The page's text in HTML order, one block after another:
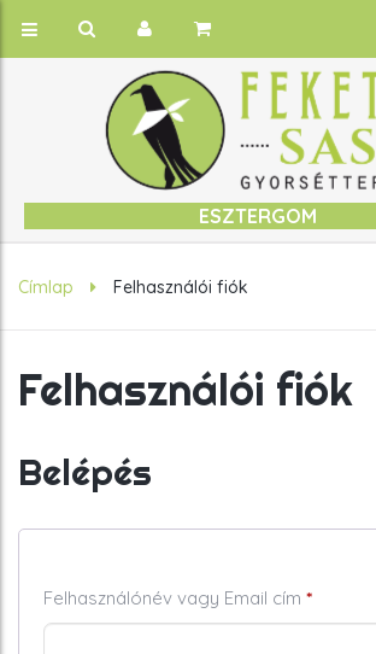
ESZTERGOM
Címlap Felhasználói fiók
Felhasználói fiók
Belépés
Felhasználónév vagy Email cím *Kötelező